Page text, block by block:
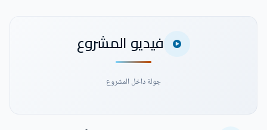
فيديو المشروع
جولة داخل المشروع